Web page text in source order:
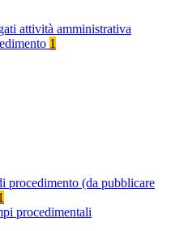
attività amministrativa
1
procedimento (da pubblicare
procedimentali